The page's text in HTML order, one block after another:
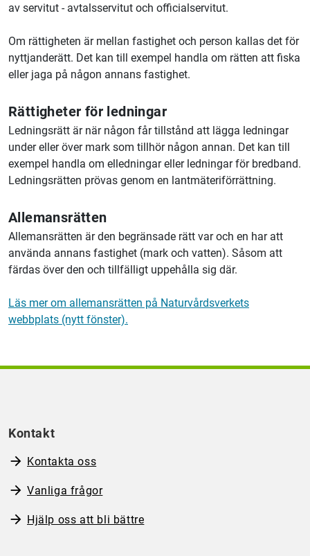
av servitut - avtalsservitut och officialservitut.
Om rättigheten är mellan fastighet och person kallas det för
nyttjanderätt. Det kan till exempel handla om rätten att fiska
eller jaga på någon annans fastighet.
Rättigheter för ledningar
Ledningsrätt är när någon får tillstånd att lägga ledningar
under eller över mark som tillhör någon annan. Det kan till
exempel handla om elledningar eller ledningar för bredband.
Ledningsrätten prövas genom en lantmäteriförrättning.
Allemansrätten
Allemansrätten är den begränsade rätt var och en har att
använda annans fastighet (mark och vatten). Såsom att
färdas över den och tillfälligt uppehålla sig där.
Läs mer om allemansrätten på Naturvårdsverkets
webbplats (nytt fönster).
Kontakt
Kontakta oss
Vanliga frågor
Hjälp oss att bli bättre